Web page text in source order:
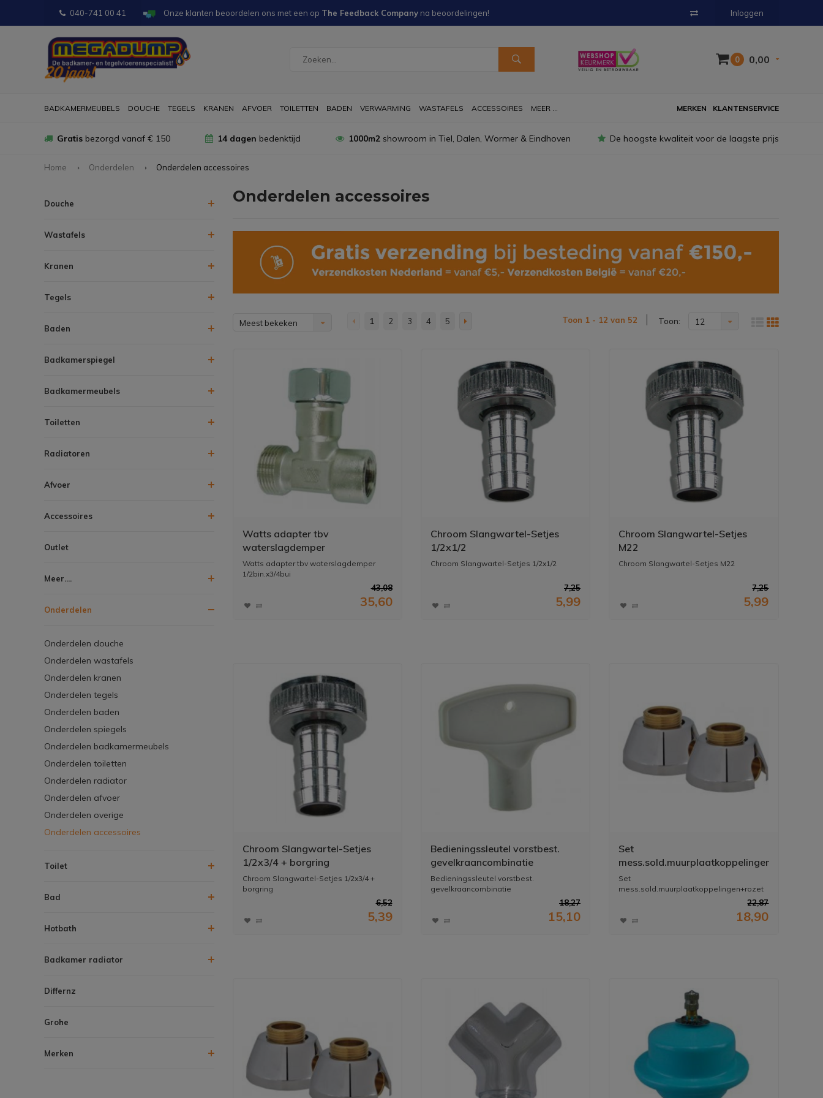
040-741 00 41 Onze klanten beoordelen ons met een op The Feedback Company na beoordelingen! Inloggen
0 0,00
BADKAMERMEUBELS DOUCHE TEGELS KRANEN AFVOER TOILETTEN BADEN VERWARMING WASTAFELS ACCESSOIRES MEER ... KLANTENSERVICE
MERKEN
Gratis bezorgd vanaf € 150 14 dagen bedenktijd 1000m2showroom in Tiel, Dalen, Wormer & Eindhoven De hoogste kwaliteit voor de laagste prijs
Home Onderdelen Onderdelen accessoires
Douche
Wastafels
Kranen
Tegels
Baden
Badkamerspiegel
Badkamermeubels
Toiletten
Radiatoren
Afvoer
Accessoires
Outlet
Meer....
Onderdelen
Onderdelen douche
Onderdelen wastafels
Onderdelen kranen
Onderdelen tegels
Onderdelen baden
Onderdelen spiegels
Onderdelen badkamermeubels
Onderdelen toiletten
Onderdelen radiator
Onderdelen afvoer
Onderdelen overige
Onderdelen accessoires
Toilet
Bad
Hotbath
Badkamer radiator
Differnz
Grohe
Merken
Onderdelen accessoires
Meest bekeken 1 2 3 4 5 Toon 1 - 12 van 52 Toon: 12
Watts adapter tbv
waterslagdemper
1/2bin.x3/4bui
Watts adapter tbv waterslagdemper
1/2bin.x3/4bui
43,08
35,60
Chroom Slangwartel-Setjes
1/2x1/2
Chroom Slangwartel-Setjes 1/2x1/2
7,25
5,99
Chroom Slangwartel-Setjes
M22
Chroom Slangwartel-Setjes M22
7,25
5,99
Chroom Slangwartel-Setjes
1/2x3/4 + borgring
Chroom Slangwartel-Setjes 1/2x3/4 +
borgring
6,52
5,39
Bedieningssleutel vorstbest.
gevelkraancombinatie
Bedieningssleutel vorstbest.
gevelkraancombinatie
18,27
15,10
Set
mess.sold.muurplaatkoppelingen+rozet
3/4"x15
Set
mess.sold.muurplaatkoppelingen+rozet
22,87
18,90